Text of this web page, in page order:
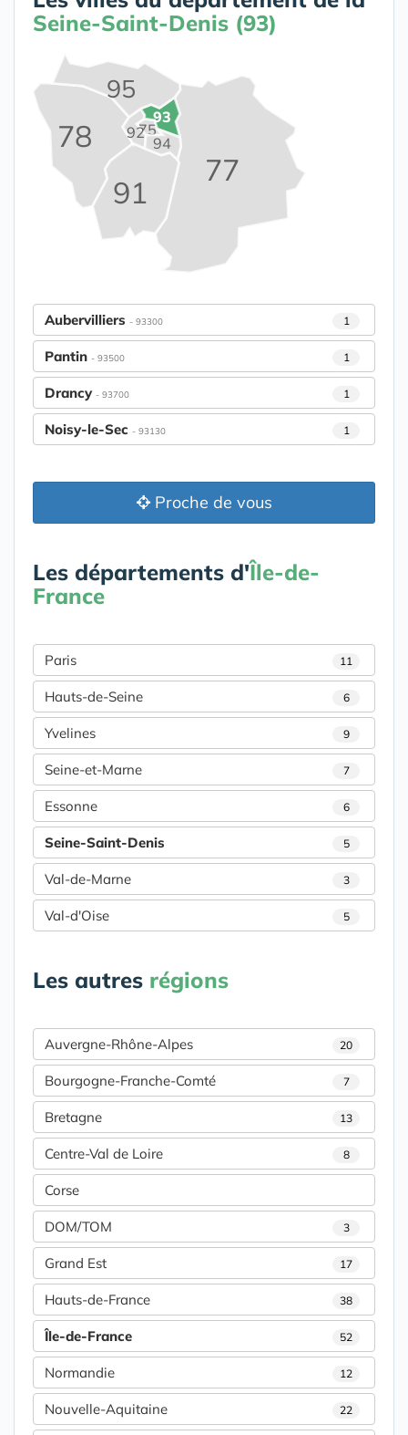
Seine-Saint-Denis (93)
75
77
78
91
92
93
94
95
Aubervilliers - 93300 1
Pantin - 93500 1
Drancy - 93700 1
Noisy-le-Sec - 93130 1
Proche de vous
Les départements d'Île-de-
France
Paris 11
Hauts-de-Seine 6
Yvelines 9
Seine-et-Marne 7
Essonne 6
Seine-Saint-Denis 5
Val-de-Marne 3
Val-d'Oise 5
Les autres régions
Auvergne-Rhône-Alpes 20
Bourgogne-Franche-Comté 7
Bretagne 13
Centre-Val de Loire 8
Corse
DOM/TOM 3
Grand Est 17
Hauts-de-France 38
Île-de-France 52
Normandie 12
Nouvelle-Aquitaine 22